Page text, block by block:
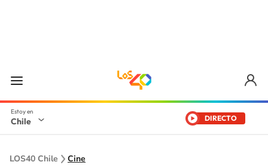
Chile DIRECTO
LOS40 Chile Cine